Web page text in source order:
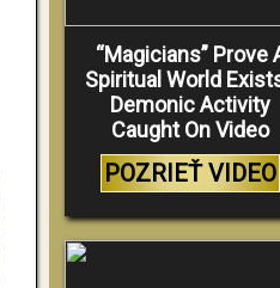
“Magicians” Prove
Spiritual World
Demonic Activity
Caught On Video
POZRIEŤ VIDEO